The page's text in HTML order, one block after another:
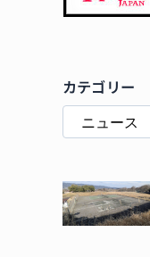
カテゴリー